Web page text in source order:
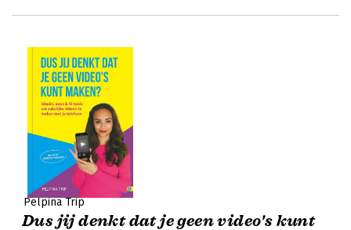
Pelpina Trip
Dus jij denkt dat je geen video's kunt